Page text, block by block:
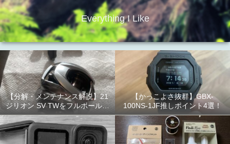
Everything I Like
【分解・メンテナンス解説】21
ジリオン SV TWをフルボールベ
アリング化！
【かっこよさ抜群】GBX-
100NS-1JF推しポイント4選！